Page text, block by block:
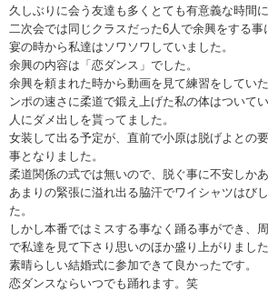
久しぶりに会う友達も多くとても有意義な時間に
二次会では同じクラスだった6人で余興をする
宴の時から私達はソワソワしていました。
余興の内容は「恋ダンス」でした。
余興を頼まれた時から動画を見て練習をしてい
ンポの速さに柔道で鍛え上げた私の体はついて
人にダメ出しを貰ってました。
女装して出る予定が、直前で小原は脱げよとの
事となりました。
柔道関係の式では無いので、脱ぐ事に不安しか
あまりの緊張に溢れ出る脇汗でワイシャツはび
た。
しかし本番ではミスする事なく踊る事ができ、
で私達を見て下さり思いのほか盛り上がりました
素晴らしい結婚式に参加できて良かったです。
恋ダンスならいつでも踊れます。笑